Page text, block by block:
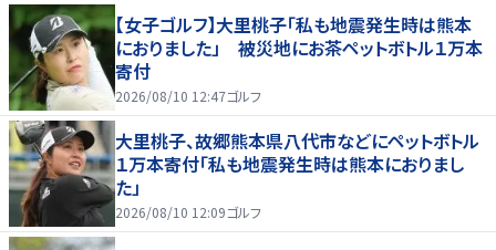
【女子ゴルフ】大里桃子「私も地震発生時は熊本
におりました」 被災地にお茶ペットボトル１万本
寄付
2026/08/10 12:47ゴルフ
大里桃子、故郷熊本県八代市などにペットボトル
１万本寄付「私も地震発生時は熊本におりまし
た」
2026/08/10 12:09ゴルフ